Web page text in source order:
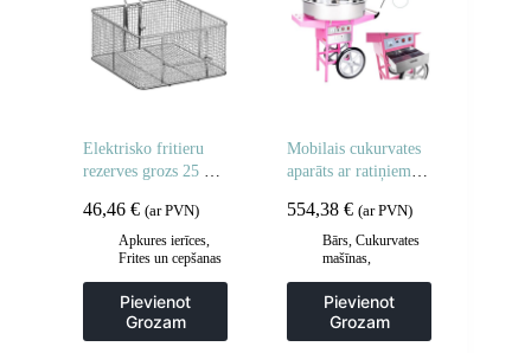
Elektrisko fritieru
rezerves grozs 25 x
46,46 € (ar PVN)
Apkures ierīces,
Frites un cepšanas
Gastronomija
Piederumi
ceptuvēm,Virtuve
Pievienot
Grozam
Mobilais cukurvates
aparāts ar ratiņiem uz
554,38€ (ar PVN)
Bārs,Cukurvates
mašīnas,
Pievienot
Grozam